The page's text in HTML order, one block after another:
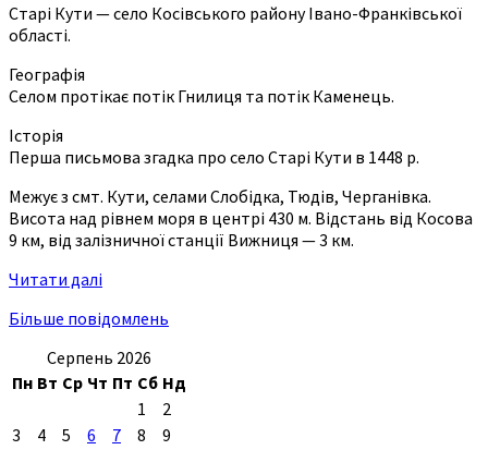
Старі Кути — село Косівського району Івано-Франківської
області.
Географія
Селом протікає потік Гнилиця та потік Каменець.
Історія
Перша письмова згадка про село Старі Кути в 1448 р.
Межує з смт. Кути, селами Слобідка, Тюдів, Черганівка.
Висота над рівнем моря в центрі 430 м. Відстань від Косова
9 км, від залізничної станції Вижниця — 3 км.
Читати далі
Більше повідомлень
Серпень 2026
Пн Вт Ср Чт Пт Сб Нд
1
2
3
4 5 6 7 8
9